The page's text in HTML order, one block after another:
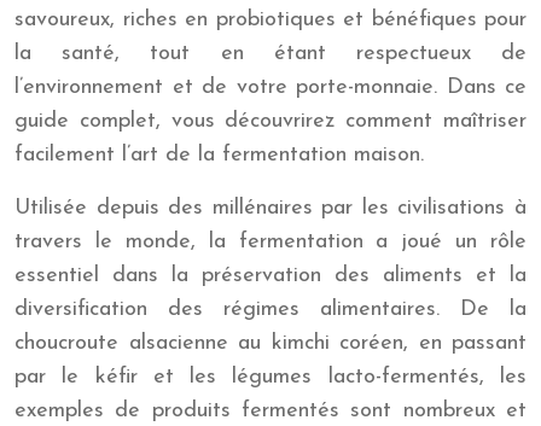
savoureux, riches en probiotiques et bénéfiques pour
la santé, tout en étant respectueux de
l’environnement et de votre porte-monnaie. Dans ce
guide complet, vous découvrirez comment maîtriser
facilement l’art de la fermentation maison.
Utilisée depuis des millénaires par les civilisations à
travers le monde, la fermentation a joué un rôle
essentiel dans la préservation des aliments et la
diversification des régimes alimentaires. De la
choucroute alsacienne au kimchi coréen, en passant
par le kéfir et les légumes lacto-fermentés, les
exemples de produits fermentés sont nombreux et